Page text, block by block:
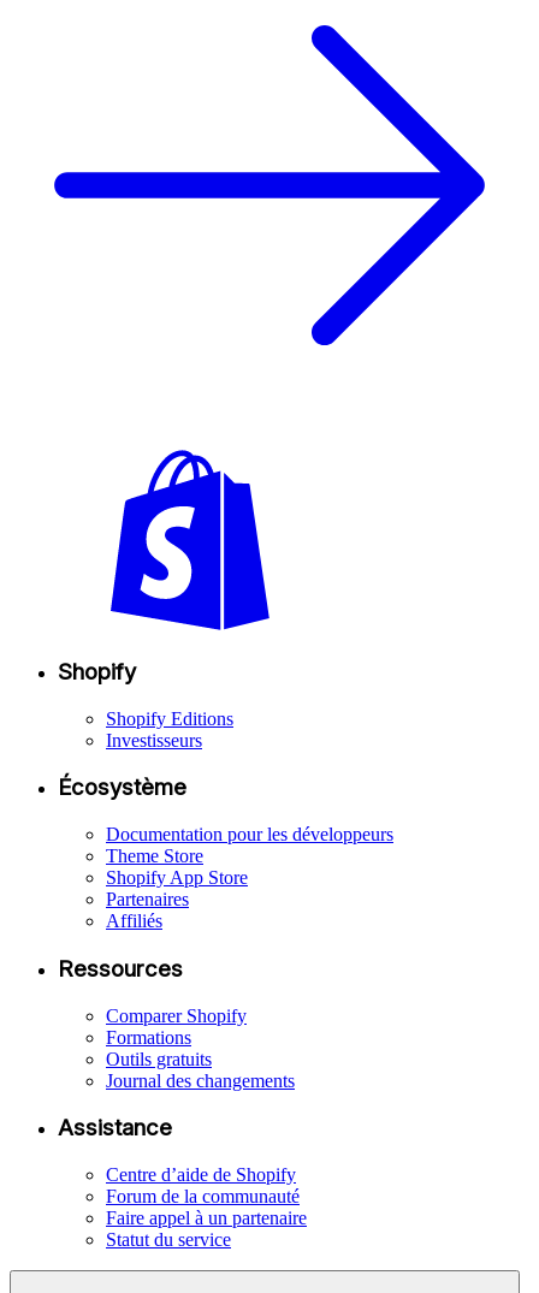
Shopify
Shopify Editions
Investisseurs
Écosystème
Documentation pour les développeurs
Theme Store
Shopify App Store
Partenaires
Affiliés
Ressources
Comparer Shopify
Formations
Outils gratuits
Journal des changements
Assistance
Centre d’aide de Shopify
Forum de la communauté
Faire appel à un partenaire
Statut du service